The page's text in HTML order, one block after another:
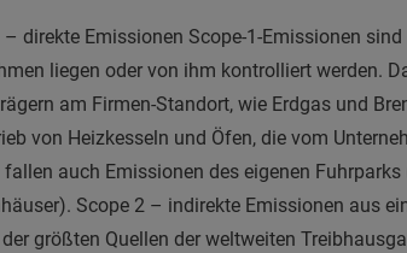
– direkte Emissionen Scope-1-Emissionen sind
liegen oder von ihm kontrolliert werden.
am Firmen-Standort, wie Erdgas und
von Heizkesseln und Öfen, die vom
fallen auch Emissionen des eigenen
Scope 2 – indirekte Emissionen aus
größten Quellen der weltweiten